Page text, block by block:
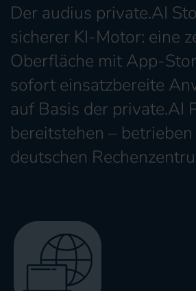
Der audius private.AI
sicherer KI-Motor: eine
Oberfläche mit App-
sofort einsatzbereite
auf Basis der private.AI
bereitstehen –
deutschen